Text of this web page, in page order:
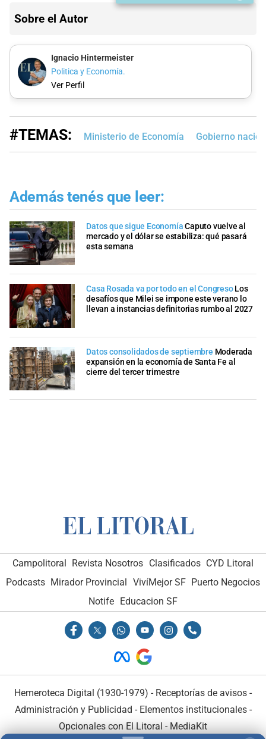
Sobre el Autor
Ignacio Hintermeister
Politica y Economía.
Ver Perfil
#TEMAS: Ministerio de Economía Gobierno
Además tenés que leer:
Datos que sigue EconomíaCaputo vuelve al
mercado y el dólar se estabiliza: qué pasará
esta semana
Casa Rosada va por todo en el Congreso Los
desafíos que Milei se impone este verano lo
llevan a instancias definitorias rumbo al 2027
Datos consolidados de septiembre Moderada
expansión en la economía de Santa Fe al
cierre del tercer trimestre
Campolitoral Revista Nosotros Clasificados CYD Litoral
Podcasts Mirador Provincial VivíMejor SF Puerto Negocios
Notife Educacion SF
Hemeroteca Digital (1930-1979) - Receptorías de avisos -
Administración y Publicidad - Elementos institucionales-
Opcionales con El Litoral - MediaKit